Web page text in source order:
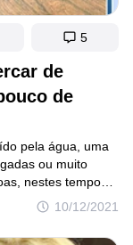
de
de
10/12/2021
pela água, uma
ou muito
nestes tempos
considere
juntar pó,
Mas, felizmente,
5